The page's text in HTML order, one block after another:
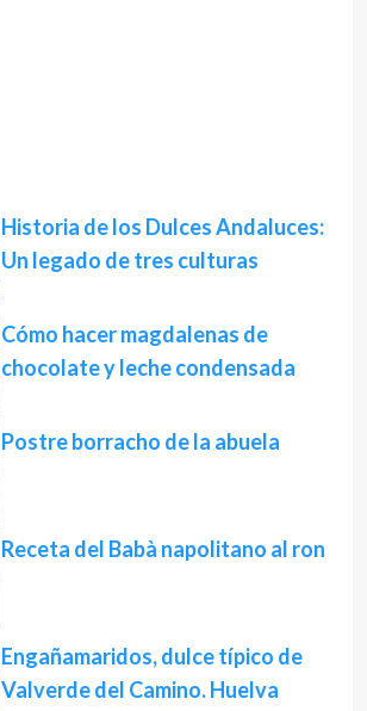
Historia de los Dulces Andaluces:
Un legado de tres culturas
Cómo hacer magdalenas de
chocolate y leche condensada
Postre borracho de la abuela
Receta del Babà napolitano al ron
Engañamaridos, dulce típico de
Valverde del Camino. Huelva